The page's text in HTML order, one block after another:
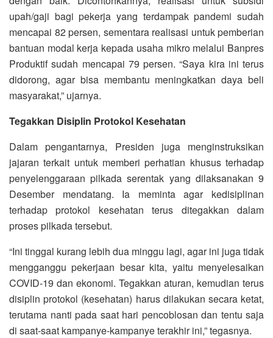
upah/gaji bagi pekerja yang terdampak pandemi sudah
mencapai 82 persen, sementara realisasi untuk pemberian
bantuan modal kerja kepada usaha mikro melalui Banpres
Produktif sudah mencapai 79 persen. “Saya kira ini terus
didorong, agar bisa membantu meningkatkan daya beli
masyarakat,” ujarnya.
Tegakkan Disiplin Protokol Kesehatan
Dalam pengantarnya, Presiden juga menginstruksikan
jajaran terkait untuk memberi perhatian khusus terhadap
penyelenggaraan pilkada serentak yang dilaksanakan 9
Desember mendatang. Ia meminta agar kedisiplinan
terhadap protokol kesehatan terus ditegakkan dalam
proses pilkada tersebut.
“Ini tinggal kurang lebih dua minggu lagi, agar ini juga tidak
mengganggu pekerjaan besar kita, yaitu menyelesaikan
COVID-19 dan ekonomi. Tegakkan aturan, kemudian terus
disiplin protokol (kesehatan) harus dilakukan secara ketat,
terutama nanti pada saat hari pencoblosan dan tentu saja
di saat-saat kampanye-kampanye terakhir ini,” tegasnya.